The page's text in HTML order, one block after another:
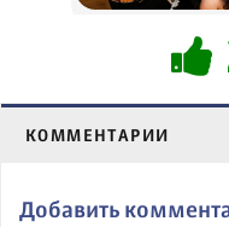
КОММЕНТАРИИ
Добавить